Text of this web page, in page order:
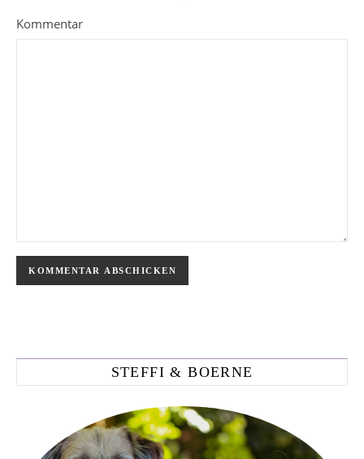
Kommentar
STEFFI & BOERNE